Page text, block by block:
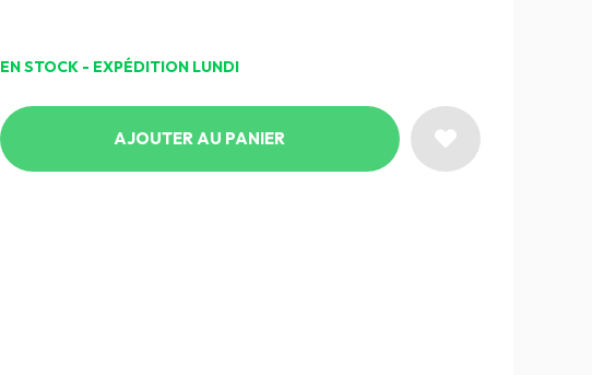
EN STOCK - EXPÉDITION LUNDI
AJOUTER AU PANIER